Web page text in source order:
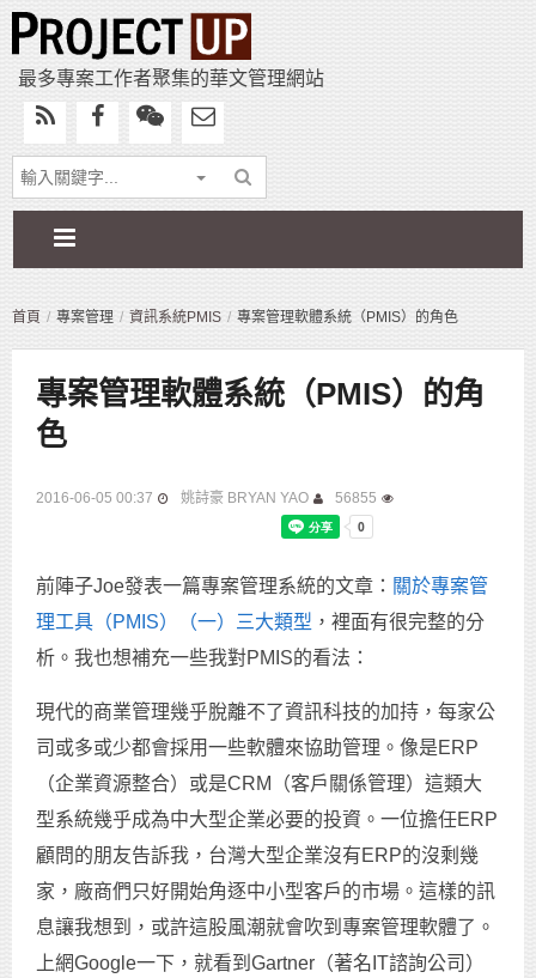
最多專案工作者聚集的華文管理網站
首頁 專案管理 資訊系統PMIS 專案管理軟體系統（PMIS）的角色
專案管理軟體系統（PMIS）的角
色
2016-06-05 00:37 姚詩豪 BRYAN YAO 56855
前陣子Joe發表一篇專案管理系統的文章： 關於專案管
理工具（PMIS）（一）三大類型 ，裡面有很完整的分
析。我也想補充一些我對PMIS的看法：
現代的商業管理幾乎脫離不了資訊科技的加持，每家公
司或多或少都會採用一些軟體來協助管理。像是ERP
（企業資源整合）或是CRM（客戶關係管理）這類大
型系統幾乎成為中大型企業必要的投資。一位擔任ERP
顧問的朋友告訴我，台灣大型企業沒有ERP的沒剩幾
家，廠商們只好開始角逐中小型客戶的市場。這樣的訊
息讓我想到，或許這股風潮就會吹到專案管理軟體了。
上網Google一下，就看到Gartner（著名IT諮詢公司）